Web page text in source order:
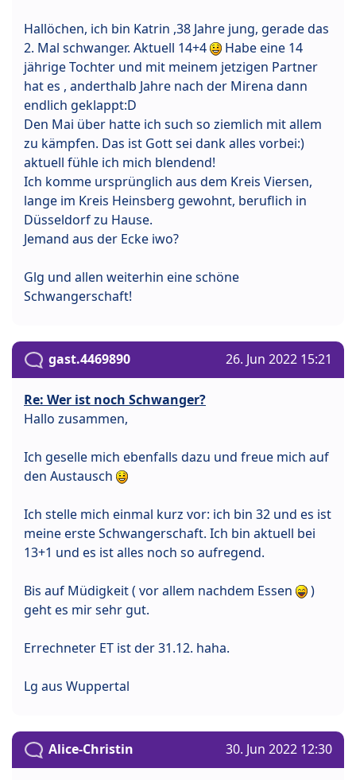
Hallöchen, ich bin Katrin ,38 Jahre jung, gerade das
2. Mal schwanger. Aktuell 14+4
Habe eine 14
jährige Tochter und mit meinem jetzigen Partner
hat es , anderthalb Jahre nach der Mirena dann
endlich geklappt:D
Den Mai über hatte ich such so ziemlich mit allem
zu kämpfen. Das ist Gott sei dank alles vorbei:)
aktuell fühle ich mich blendend!
Ich komme ursprünglich aus dem Kreis Viersen,
lange im Kreis Heinsberg gewohnt, beruflich in
Düsseldorf zu Hause.
Jemand aus der Ecke iwo?
Glg und allen weiterhin eine schöne
Schwangerschaft!
gast.4469890 26. Jun 2022 15:21
Re: Wer ist noch Schwanger?
Hallo zusammen,
Ich geselle mich ebenfalls dazu und freue mich auf
den Austausch
Ich stelle mich einmal kurz vor: ich bin 32 und es ist
meine erste Schwangerschaft. Ich bin aktuell bei
13+1 und es ist alles noch so aufregend.
Bis auf Müdigkeit ( vor allem nachdem Essen
)
geht es mir sehr gut.
Errechneter ET ist der 31.12. haha.
Lg aus Wuppertal
Alice-Christin 30. Jun 2022 12:30